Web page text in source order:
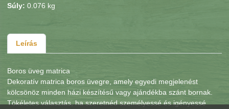
Súly: 0.076 kg
Leírás
Boros üveg matrica
Dekoratív matrica boros üvegre, amely egyedi megjelenést
kölcsönöz minden házi készítésű vagy ajándékba szánt bornak.
Tökéletes választás, ha szeretnéd személyessé és igényessé